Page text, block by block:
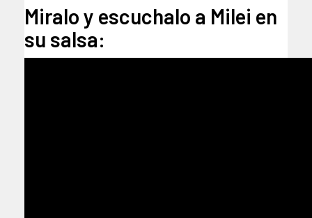
Miralo y escuchalo a Milei en
su salsa: